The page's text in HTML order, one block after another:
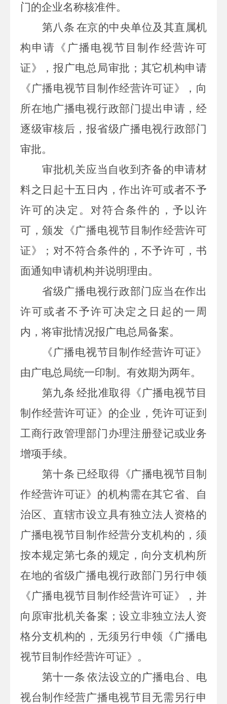
门的企业名称核准件。
第八条 在京的中央单位及其直属机
构申请《广播电视节目制作经营许可
证》，报广电总局审批；其它机构申请
《广播电视节目制作经营许可证》，向
所在地广播电视行政部门提出申请，经
逐级审核后，报省级广播电视行政部门
审批。
审批机关应当自收到齐备的申请材
料之日起十五日内，作出许可或者不予
许可的决定。对符合条件的，予以许
可，颁发《广播电视节目制作经营许可
证》；对不符合条件的，不予许可，书
面通知申请机构并说明理由。
省级广播电视行政部门应当在作出
许可或者不予许可决定之日起的一周
内，将审批情况报广电总局备案。
《广播电视节目制作经营许可证》
由广电总局统一印制。有效期为两年。
第九条 经批准取得《广播电视节目
制作经营许可证》的企业，凭许可证到
工商行政管理部门办理注册登记或业务
增项手续。
第十条 已经取得《广播电视节目制
作经营许可证》的机构需在其它省、自
治区、直辖市设立具有独立法人资格的
广播电视节目制作经营分支机构的，须
按本规定第七条的规定，向分支机构所
在地的省级广播电视行政部门另行申领
《广播电视节目制作经营许可证》，并
向原审批机关备案；设立非独立法人资
格分支机构的，无须另行申领《广播电
视节目制作经营许可证》。
第十一条 依法设立的广播电台、电
视台制作经营广播电视节目无需另行申